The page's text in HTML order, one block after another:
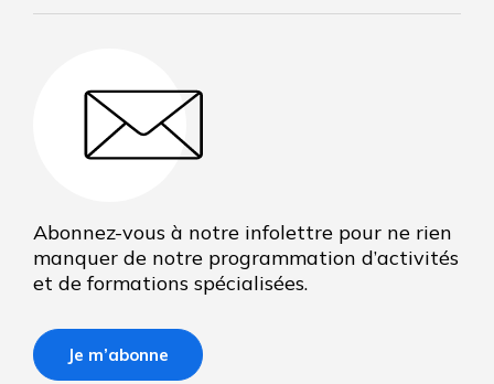
Abonnez-vous à notre infolettre pour ne rien
manquer de notre programmation d’activités
et de formations spécialisées.
Je m’abonne